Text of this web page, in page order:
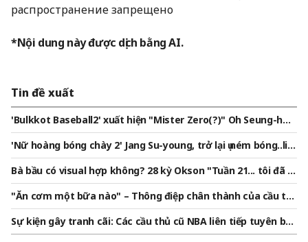
распространение запрещено
*Nội dung này được dịch bằng AI.
Tin đề xuất
'Bulkkot Baseball2' xuất hiện "Mister Zero(?)" Oh Seung-hwa
n..tung hoành những "cú ném thẳng sảng khoái"
'Nữ hoàng bóng chày 2' Jang Su-young, trở lại ụ ném bóng..liệ
u có vượt qua được tình trạng chơi kém?
Bà bầu có visual hợp không? 28 kỳ Okson "Tuần 21... tôi đã t
ăng 7kg rồi"[Star Issue]
"Ăn cơm một bữa nào" – Thông điệp chân thành của cầu th
ủ Kim Min-jae dành cho V của BTS
Sự kiện gây tranh cãi: Các cầu thủ cũ NBA liên tiếp tuyên bố
tham gia dự thảo WNBA! WNBA bắt đầu thảo luận về quy địn